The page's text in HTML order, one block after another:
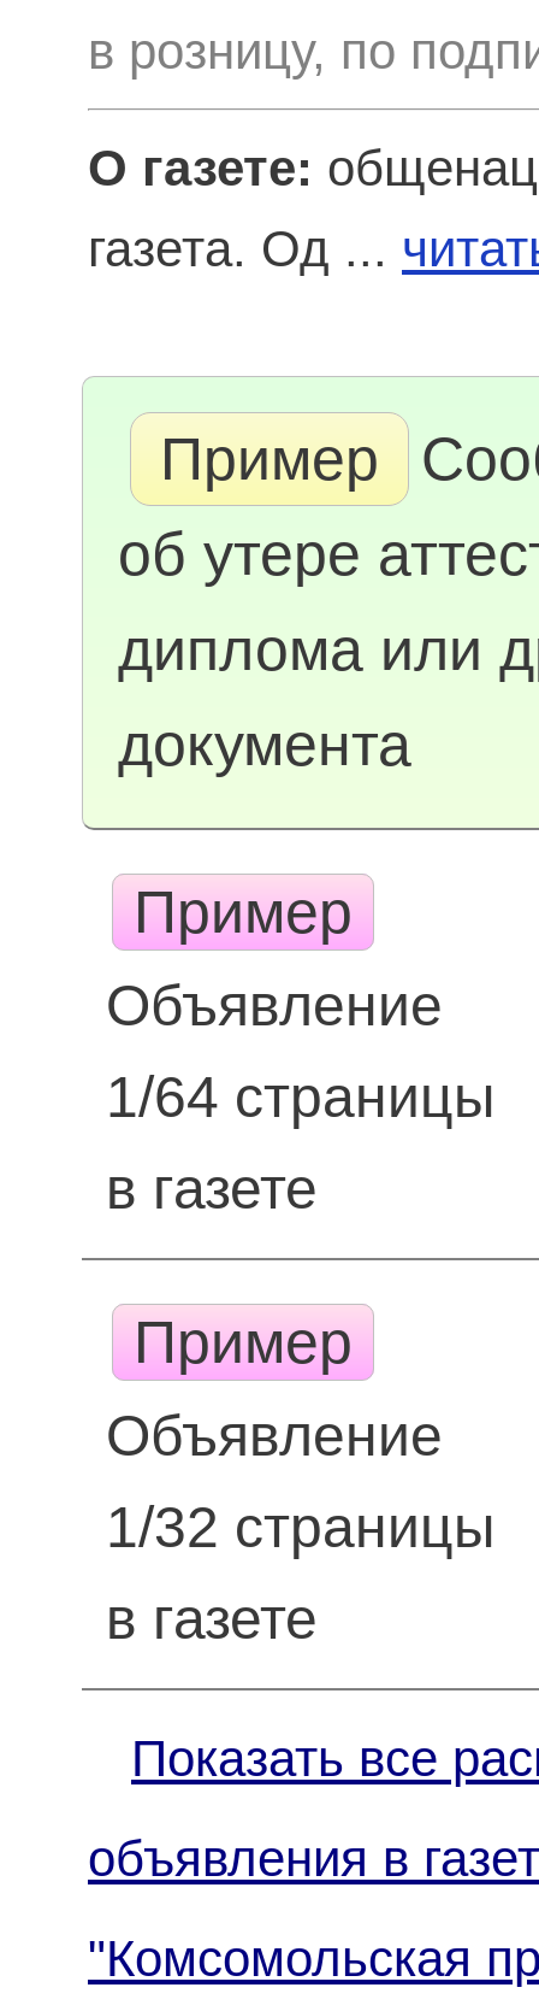
в розницу, по
О газете:
газета. Од ...
Пример
об утере
диплома или
документа
Пример
Объявление
1/64 страницы
в газете
Пример
Объявление
1/32 страницы
в газете
Показать все
объявления в
"Комсомольская